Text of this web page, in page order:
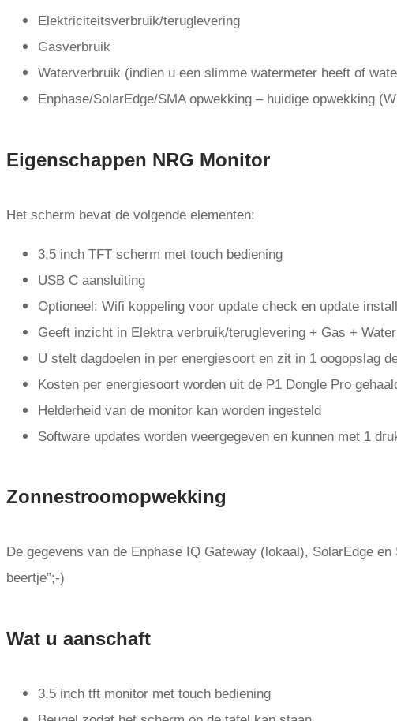
Elektriciteitsverbruik/teruglevering
Gasverbruik
Waterverbruik (indien u een slimme watermeter heeft of
Enphase/SolarEdge/SMA opwekking – huidige opwekking
Eigenschappen NRG Monitor
Het scherm bevat de volgende elementen:
3,5 inch TFT scherm met touch bediening
USB C aansluiting
Optioneel: Wifi koppeling voor update check en update
Geeft inzicht in Elektra verbruik/teruglevering + Gas +
U stelt dagdoelen in per energiesoort en zit in 1 oogopslag
Kosten per energiesoort worden uit de P1 Dongle Pro
Helderheid van de monitor kan worden ingesteld
Software updates worden weergegeven en kunnen met 1
Zonnestroomopwekking
De gegevens van de Enphase IQ Gateway (lokaal), SolarEdge
beertje”;-)
Wat u aanschaft
3.5 inch tft monitor met touch bediening